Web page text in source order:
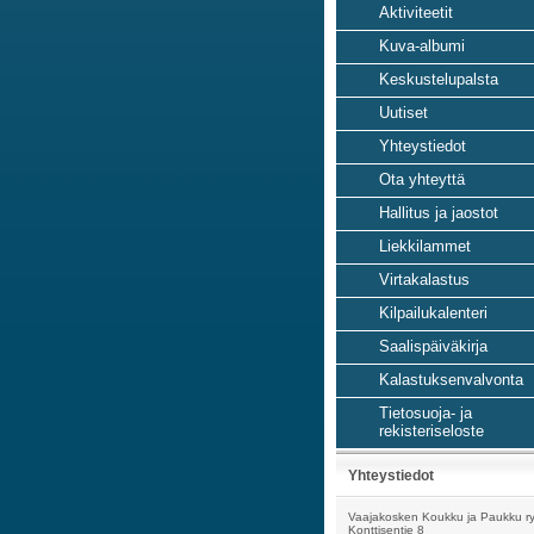
Aktiviteetit
Kuva-albumi
Keskustelupalsta
Uutiset
Yhteystiedot
Ota yhteyttä
Hallitus ja jaostot
Liekkilammet
Virtakalastus
Kilpailukalenteri
Saalispäiväkirja
Kalastuksenvalvonta
Tietosuoja- ja
rekisteriseloste
Yhteystiedot
Vaajakosken Koukku ja Paukku ry
Konttisentie 8